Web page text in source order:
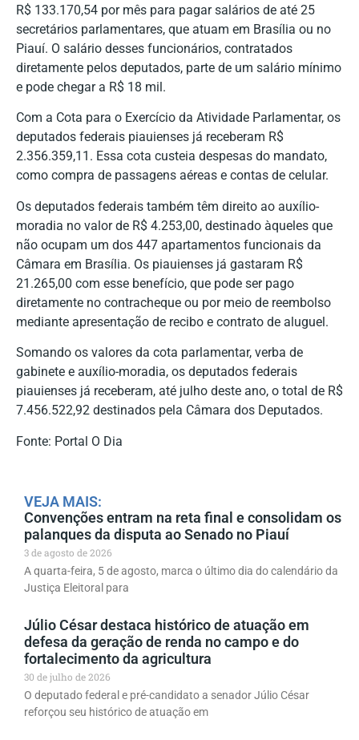
R$ 133.170,54 por mês para pagar salários de até 25
secretários parlamentares, que atuam em Brasília ou no
Piauí. O salário desses funcionários, contratados
diretamente pelos deputados, parte de um salário mínimo
e pode chegar a R$ 18 mil.
Com a Cota para o Exercício da Atividade Parlamentar, os
deputados federais piauienses já receberam R$
2.356.359,11. Essa cota custeia despesas do mandato,
como compra de passagens aéreas e contas de celular.
Os deputados federais também têm direito ao auxílio-
moradia no valor de R$ 4.253,00, destinado àqueles que
não ocupam um dos 447 apartamentos funcionais da
Câmara em Brasília. Os piauienses já gastaram R$
21.265,00 com esse benefício, que pode ser pago
diretamente no contracheque ou por meio de reembolso
mediante apresentação de recibo e contrato de aluguel.
Somando os valores da cota parlamentar, verba de
gabinete e auxílio-moradia, os deputados federais
piauienses já receberam, até julho deste ano, o total de R$
7.456.522,92 destinados pela Câmara dos Deputados.
Fonte: Portal O Dia
VEJA MAIS:
Convenções entram na reta final e consolidam os
palanques da disputa ao Senado no Piauí
3 de agosto de 2026
A quarta-feira, 5 de agosto, marca o último dia do calendário da
Justiça Eleitoral para
Júlio César destaca histórico de atuação em
defesa da geração de renda no campo e do
fortalecimento da agricultura
30 de julho de 2026
O deputado federal e pré-candidato a senador Júlio César
reforçou seu histórico de atuação em